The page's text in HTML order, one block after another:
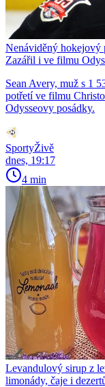
Nenáviděný hokejový
Zazářil i ve filmu
Sean Avery, muž s 1
potřetí ve filmu
Odysseovy posádky.
SportyŽivě
dnes, 19:17
4 min
Levandulový sirup z
limonády, čaje i